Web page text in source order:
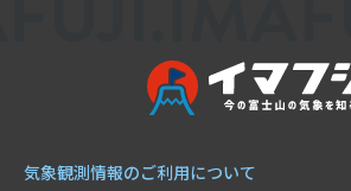
気象観測情報のご利用について